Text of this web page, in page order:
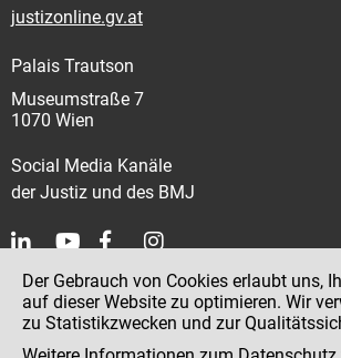
justizonline.gv.at
Palais Trautson
Museumstraße 7
1070 Wien
Social Media Kanäle
der Justiz und des BMJ
Kontakt
Impressum
Der Gebrauch von Cookies erlaubt uns,
auf dieser Website zu optimieren. Wir
zu Statistikzwecken und zur